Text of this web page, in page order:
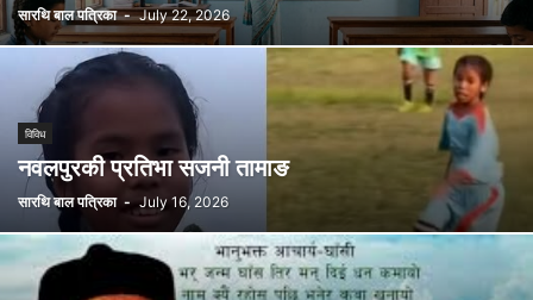
सारथि बाल पत्रिका - July 22, 2026
विविध
नवलपुरकी प्रतिभा सजनी तामाङ
सारथि बाल पत्रिका - July 16, 2026